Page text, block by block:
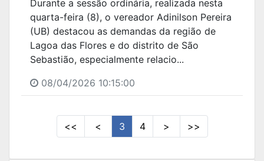
Durante a sessão ordinária, realizada nesta
quarta-feira (8), o vereador Adinilson Pereira
(UB) destacou as demandas da região de
Lagoa das Flores e do distrito de São
Sebastião, especialmente relacio...
08/04/2026 10:15:00
<< < 3 4 > >>